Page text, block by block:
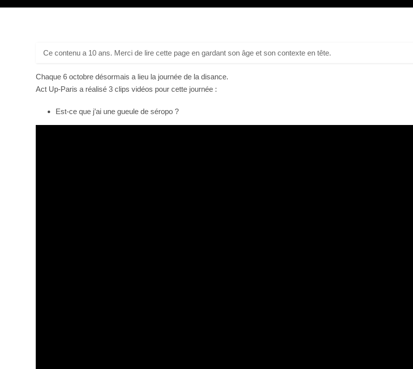
Ce contenu a 10 ans. Merci de lire cette page en gardant son âge et son contexte en tête.
Chaque 6 octobre désormais a lieu la journée de la disance.
Act Up-Paris a réalisé 3 clips vidéos pour cette journée :
Est-ce que j’ai une gueule de séropo ?